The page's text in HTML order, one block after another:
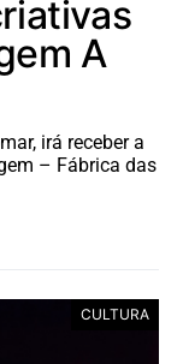
A
irá receber a
– Fábrica das
CULTURA